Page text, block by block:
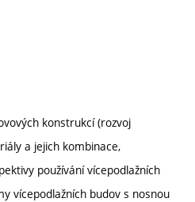
konstrukcí (rozvoj
a jejich kombinace,
používání vícepodlažních
vícepodlažních budov s nosnou